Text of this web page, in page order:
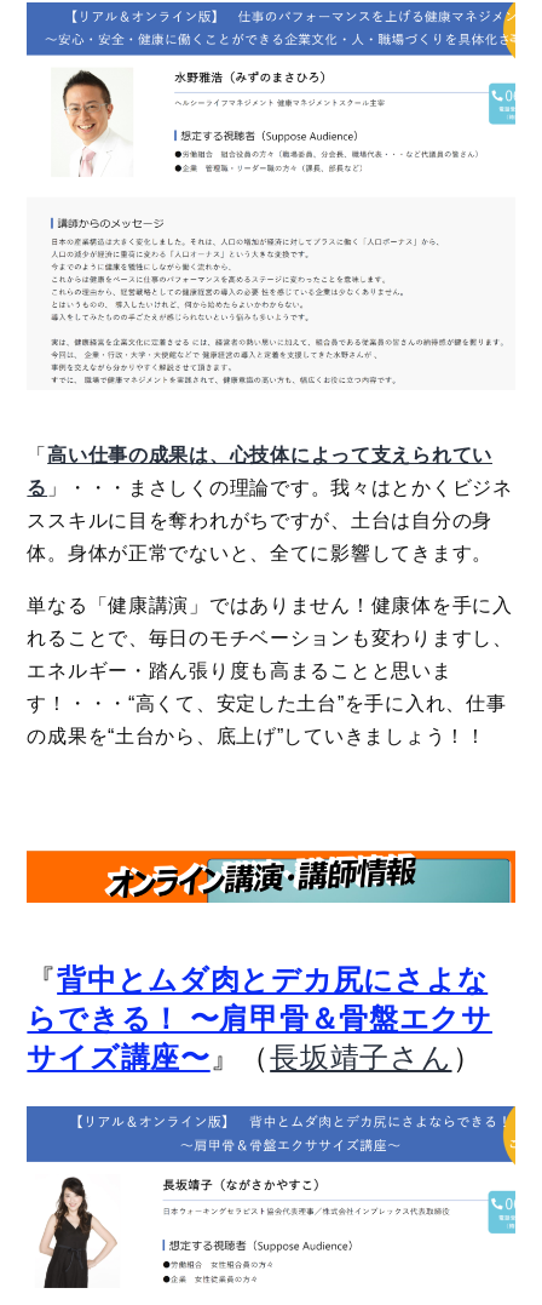
「 高い仕事の成果は、心技体によって支えられてい
る 」・・・まさしくの理論です。我々はとかくビジネ
ススキルに目を奪われがちですが、土台は自分の身
体。身体が正常でないと、全てに影響してきます。
単なる「健康講演」ではありません！健康体を手に入
れることで、毎日のモチベーションも変わりますし、
エネルギー・踏ん張り度も高まることと思いま
す！・・・“高くて、安定した土台”を手に入れ、仕事
の成果を“土台から、底上げ”していきましょう！！
『背中とムダ肉とデカ尻にさよな
らできる！ 〜肩甲骨＆骨盤エクサ
サイズ講座〜 』（長坂靖子さん ）